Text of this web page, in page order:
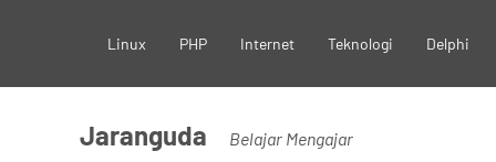
content
Linux PHP Internet Teknologi Delphi
Jaranguda Belajar Mengajar